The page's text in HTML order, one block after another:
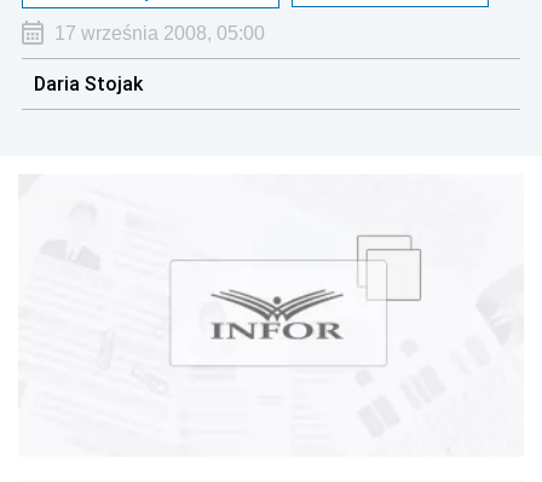
17 września 2008, 05:00
Daria Stojak